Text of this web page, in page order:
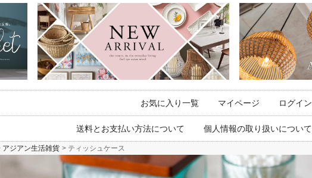
お気に入り一覧 マイページ ログイン
送料とお支払い方法について 個人情報の取り扱いについて
アジアン生活雑貨 ティッシュケース